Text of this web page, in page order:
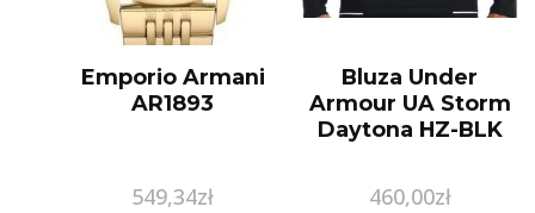
Emporio Armani
AR1893
549,34zł
Bluza Under
Armour UA Storm
Daytona HZ-BLK
460,00zł